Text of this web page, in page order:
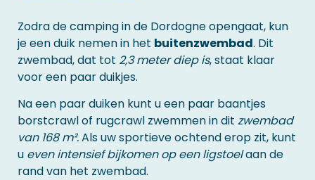
Zodra de camping in de Dordogne opengaat, kun
je een duik nemen in het buitenzwembad. Dit
zwembad, dat tot 2,3 meter diep is, staat klaar
voor een paar duikjes.
Na een paar duiken kunt u een paar baantjes
borstcrawl of rugcrawl zwemmen in dit zwembad
van 168 m².Als uw sportieve ochtend erop zit, kunt
u even intensief bijkomen op een ligstoelaan de
rand van het zwembad.